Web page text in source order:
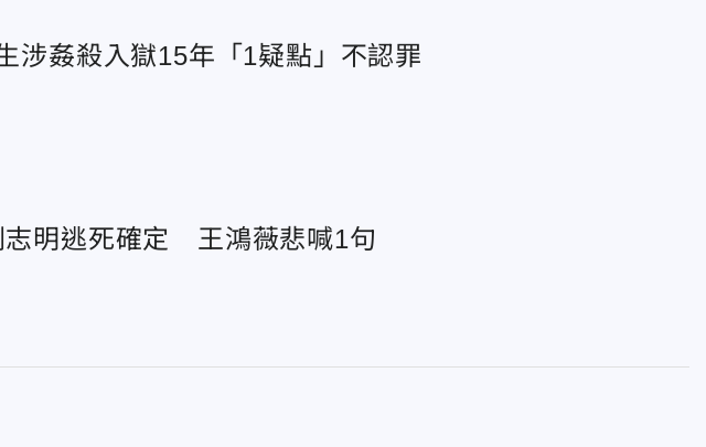
姦殺入獄15年「1疑點」不認罪
志明逃死確定 王鴻薇悲喊1句